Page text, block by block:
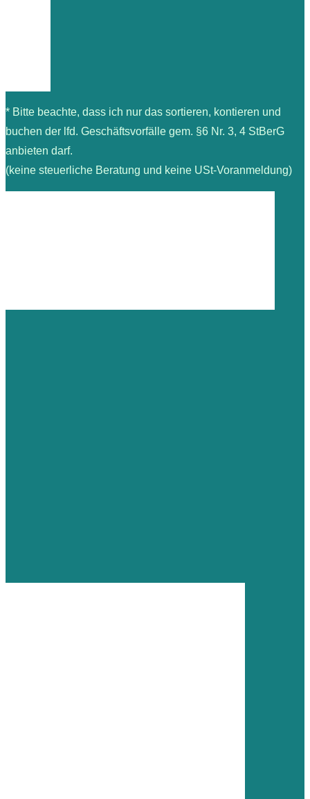
* Bitte beachte, dass ich nur das sortieren, kontieren und
buchen der lfd. Geschäftsvorfälle gem. §6 Nr. 3, 4 StBerG
anbieten darf.
(keine steuerliche Beratung und keine USt-Voranmeldung)